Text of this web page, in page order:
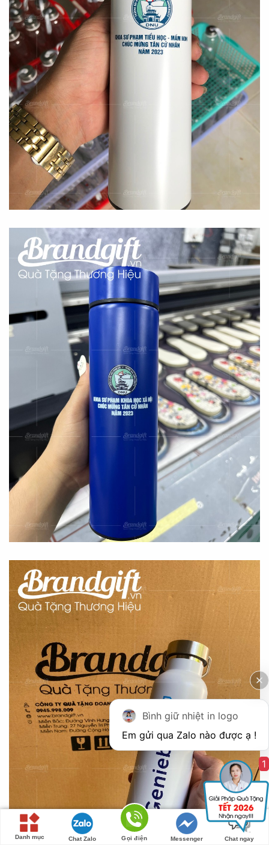
Danh mục Chat Zalo Gọi điện Messenger Chat ngay
Bình giữ nhiệt in logo
1